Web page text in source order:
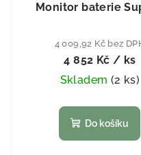
Monitor baterie
4 009,92 Kč bez
4 852 Kč / ks
Skladem (2 ks)
Do košíku